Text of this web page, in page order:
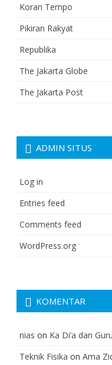
Koran Tempo
Pikiran Rakyat
Republika
The Jakarta Globe
The Jakarta Post
ADMIN SITUS
Log in
Entries feed
Comments feed
WordPress.org
KOMENTAR
nias on Ka Di’a dan
Teknik Fisika on Ama